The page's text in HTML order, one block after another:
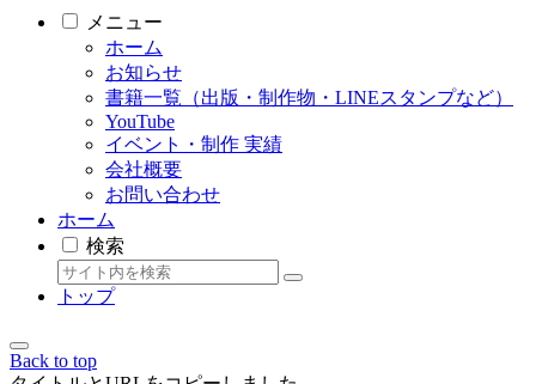
メニュー
ホーム
お知らせ
書籍一覧（出版・制作物・LINEスタンプなど）
YouTube
イベント・制作 実績
会社概要
お問い合わせ
ホーム
検索
トップ
Back to top